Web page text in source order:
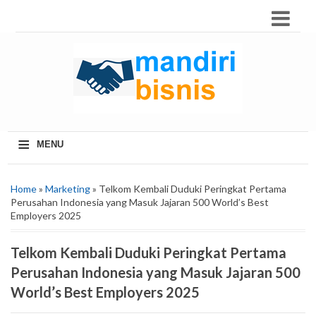
≡ MENU
Home» Marketing» Telkom Kembali Duduki Peringkat Pertama
Perusahan Indonesia yang Masuk Jajaran 500 World’s Best
Employers 2025
Telkom Kembali Duduki Peringkat Pertama
Perusahan Indonesia yang Masuk Jajaran 500
World’s Best Employers 2025